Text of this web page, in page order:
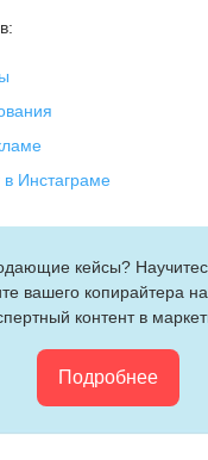
в Инстаграме
кейсы?
вашего копирайтера
контент в
Подробнее